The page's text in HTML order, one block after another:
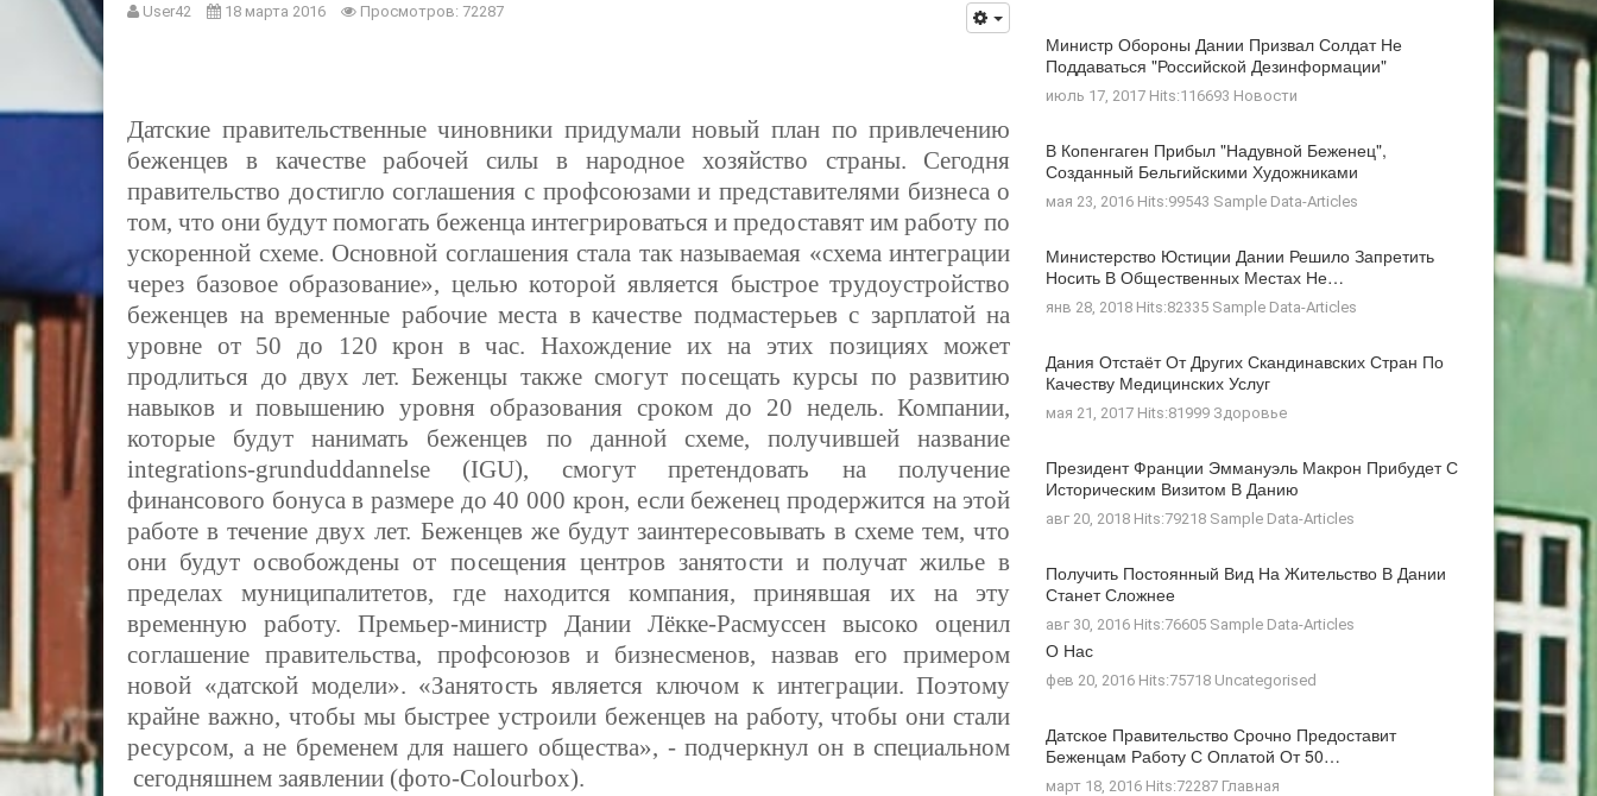
User42 18 марта 2016 Просмотров: 72287
Датские правительственные чиновники придумали новый план по привлечению
беженцев в качестве рабочей силы в народное хозяйство страны. Сегодня
правительство достигло соглашения с профсоюзами и представителями бизнеса о
том, что они будут помогать беженца интегрироваться и предоставят им работу по
ускоренной схеме. Основной соглашения стала так называемая «схема интеграции
через базовое образование», целью которой является быстрое трудоустройство
беженцев на временные рабочие места в качестве подмастерьев с зарплатой на
уровне от 50 до 120 крон в час. Нахождение их на этих позициях может
продлиться до двух лет. Беженцы также смогут посещать курсы по развитию
навыков и повышению уровня образования сроком до 20 недель. Компании,
которые будут нанимать беженцев по данной схеме, получившей название
integrations-grunduddannelse (IGU), смогут претендовать на получение
финансового бонуса в размере до 40 000 крон, если беженец продержится на этой
работе в течение двух лет. Беженцев же будут заинтересовывать в схеме тем, что
они будут освобождены от посещения центров занятости и получат жилье в
пределах муниципалитетов, где находится компания, принявшая их на эту
временную работу. Премьер-министр Дании Лёкке-Расмуссен высоко оценил
соглашение правительства, профсоюзов и бизнесменов, назвав его примером
новой «датской модели». «Занятость является ключом к интеграции. Поэтому
крайне важно, чтобы мы быстрее устроили беженцев на работу, чтобы они стали
ресурсом, а не бременем для нашего общества», - подчеркнул он в специальном
сегодняшнем заявлении (фото-Colourbox).
Министр Обороны Дании Призвал Солдат Не
Поддаваться "российской Дезинформации"
июль 17, 2017 Hits:116693 Новости
В Копенгаген Прибыл "Надувной Беженец",
Созданный Бельгийскими Художниками
мая 23, 2016 Hits:99543 Sample Data-Articles
Министерство Юстиции Дании Решило Запретить
Носить В Общественных Местах Не…
янв 28, 2018 Hits:82335 Sample Data-Articles
Дания Отстаёт От Других Скандинавских Стран По
Качеству Медицинских Услуг
мая 21, 2017 Hits:81999 Здоровье
Президент Франции Эммануэль Макрон Прибудет С
Историческим Визитом В Данию
авг 20, 2018 Hits:79218 Sample Data-Articles
Получить Постоянный Вид На Жительство В Дании
Станет Сложнее
авг 30, 2016 Hits:76605 Sample Data-Articles
О Нас
фев 20, 2016 Hits:75718 Uncategorised
Датское Правительство Срочно Предоставит
Беженцам Работу С Оплатой От 50…
март 18, 2016 Hits:72287 Главная